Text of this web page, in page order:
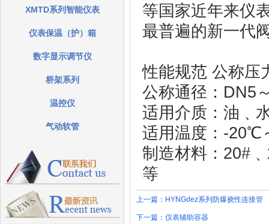
XMTD系列智能仪表
仪表保温（护）箱
数字显示调节仪
桥架系列
温控仪
气动软管
等国家近年来仪
最普遍的新一代
性能规范 公称压
公称通径：DN5
适用介质：油﹑
适用温度：-
制造材料：
等
上一篇： HYNGdez系列防爆挠性连接管
下一篇： 仪表辅助容器